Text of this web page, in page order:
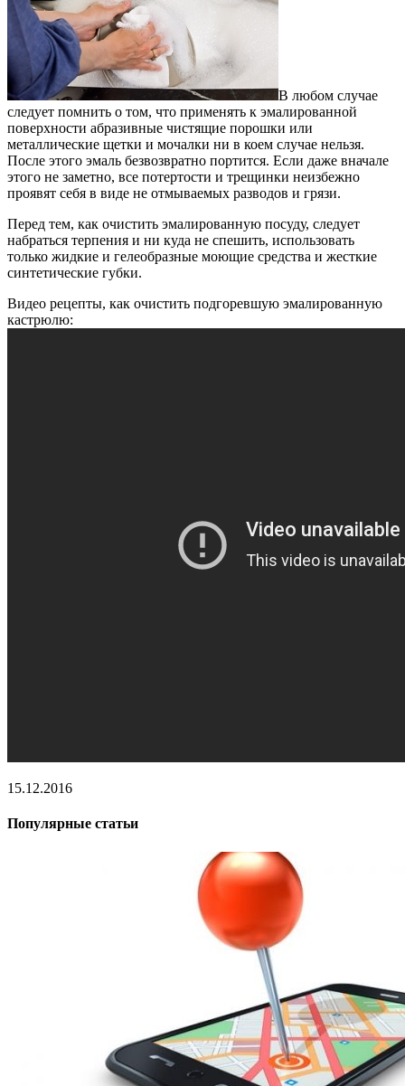
В любом случае
следует помнить о том, что применять к эмалированной
поверхности абразивные чистящие порошки или
металлические щетки и мочалки ни в коем случае нельзя.
После этого эмаль безвозвратно портится. Если даже вначале
этого не заметно, все потертости и трещинки неизбежно
проявят себя в виде не отмываемых разводов и грязи.
Перед тем, как очистить эмалированную посуду, следует
набраться терпения и ни куда не спешить, использовать
только жидкие и гелеобразные моющие средства и жесткие
синтетические губки.
Видео рецепты, как очистить подгоревшую эмалированную
кастрюлю:
15.12.2016
Популярные статьи